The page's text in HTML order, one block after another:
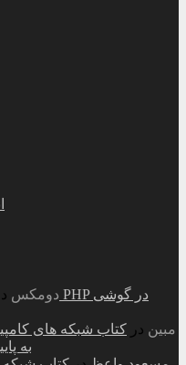
دومکس
مبین در کتاب شبکه های
به